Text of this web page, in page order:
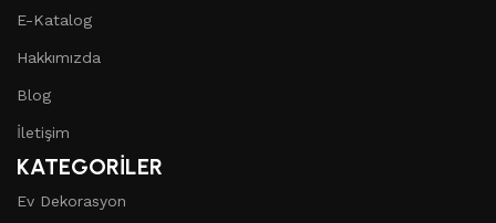
E-Katalog
Hakkımızda
Blog
İletişim
KATEGORİLER
Ev Dekorasyon